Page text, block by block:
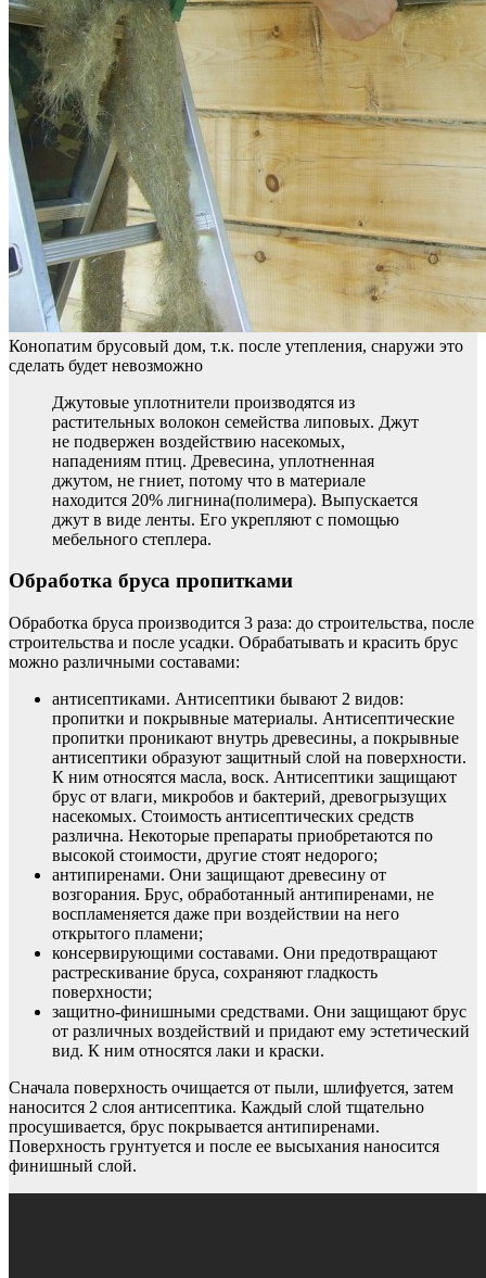
Конопатим брусовый дом, т.к. после утепления, снаружи это
сделать будет невозможно
Джутовые уплотнители производятся из
растительных волокон семейства липовых. Джут
не подвержен воздействию насекомых,
нападениям птиц. Древесина, уплотненная
джутом, не гниет, потому что в материале
находится 20% лигнина(полимера). Выпускается
джут в виде ленты. Его укрепляют с помощью
мебельного степлера.
Обработка бруса пропитками
Обработка бруса производится 3 раза: до строительства, после
строительства и после усадки. Обрабатывать и красить брус
можно различными составами:
антисептиками. Антисептики бывают 2 видов:
пропитки и покрывные материалы. Антисептические
пропитки проникают внутрь древесины, а покрывные
антисептики образуют защитный слой на поверхности.
К ним относятся масла, воск. Антисептики защищают
брус от влаги, микробов и бактерий, древогрызущих
насекомых. Стоимость антисептических средств
различна. Некоторые препараты приобретаются по
высокой стоимости, другие стоят недорого;
антипиренами. Они защищают древесину от
возгорания. Брус, обработанный антипиренами, не
воспламеняется даже при воздействии на него
открытого пламени;
консервирующими составами. Они предотвращают
растрескивание бруса, сохраняют гладкость
поверхности;
защитно-финишными средствами. Они защищают брус
от различных воздействий и придают ему эстетический
вид. К ним относятся лаки и краски.
Сначала поверхность очищается от пыли, шлифуется, затем
наносится 2 слоя антисептика. Каждый слой тщательно
просушивается, брус покрывается антипиренами.
Поверхность грунтуется и после ее высыхания наносится
финишный слой.